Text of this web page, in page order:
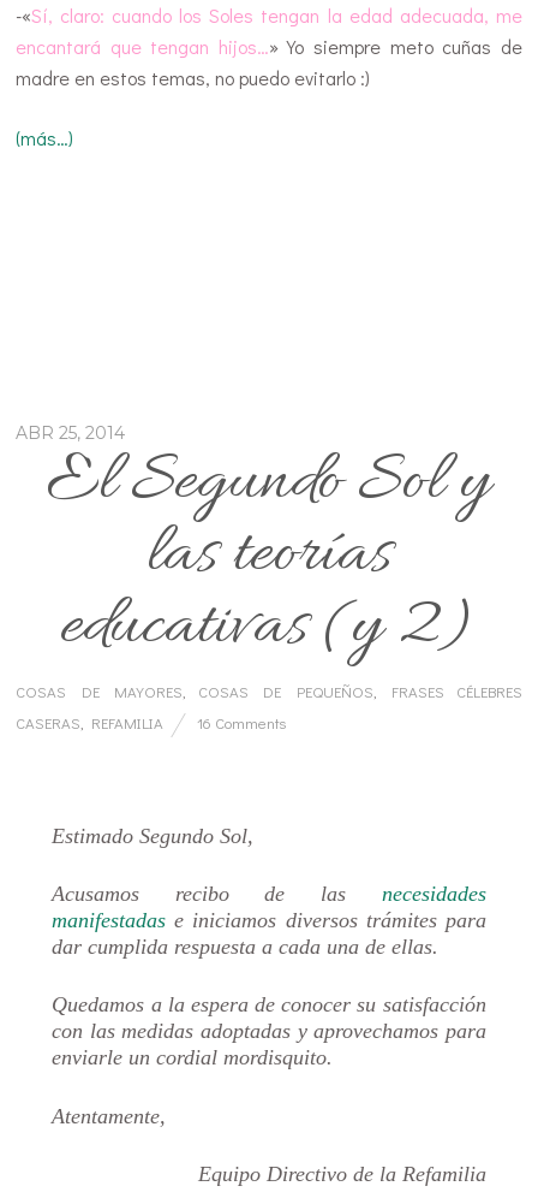
-«Sí, claro: cuando los Soles tengan la edad adecuada, me
encantará que tengan hijos…» Yo siempre meto cuñas de
madre en estos temas, no puedo evitarlo :)
(más…)
ABR 25, 2014
El Segundo Sol y
las teorías
educativas (y 2)
COSAS DE MAYORES COSAS DE PEQUEÑOS
FRASES CÉLEBRES
CASERAS
REFAMILIA 16 Comments
Estimado Segundo Sol,
Acusamos recibo de las necesidades
manifestadas e iniciamos diversos trámites para
dar cumplida respuesta a cada una de ellas.
Quedamos a la espera de conocer su satisfacción
con las medidas adoptadas y aprovechamos para
enviarle un cordial mordisquito.
Atentamente,
Equipo Directivo de la Refamilia